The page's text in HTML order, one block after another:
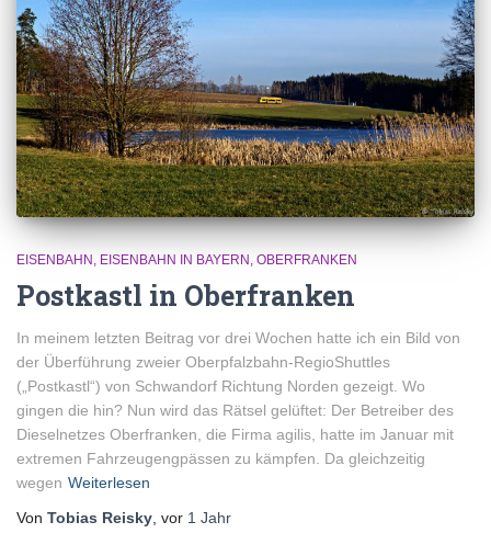
EISENBAHN EISENBAHN IN BAYERN OBERFRANKEN
Postkastl in Oberfranken
In meinem letzten Beitrag vor drei Wochen hatte ich ein Bild von
der Überführung zweier Oberpfalzbahn-RegioShuttles
(„Postkastl“) von Schwandorf Richtung Norden gezeigt. Wo
gingen die hin? Nun wird das Rätsel gelüftet: Der Betreiber des
Dieselnetzes Oberfranken, die Firma agilis, hatte im Januar mit
extremen Fahrzeugengpässen zu kämpfen. Da gleichzeitig
wegen Weiterlesen
Von Tobias Reisky , vor 1 Jahr